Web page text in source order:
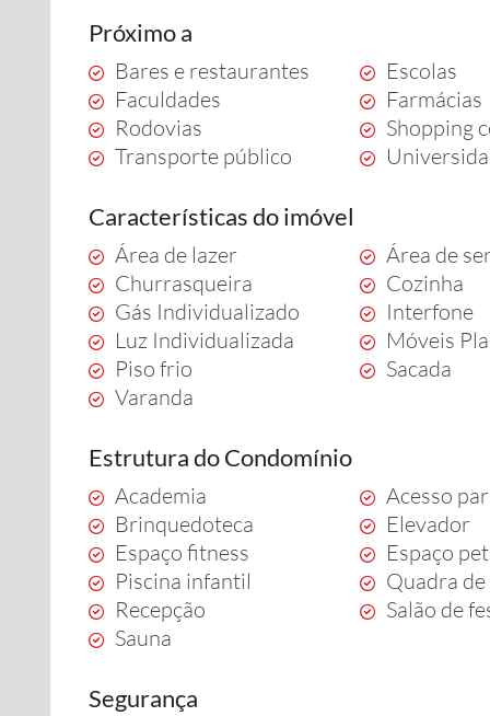
Próximo a
Bares e restaurantes
Escolas
Faculdades
Farmácias
Rodovias
Shopping
Transporte público
Características do imóvel
Área de lazer
Área de
Churrasqueira
Cozinha
Gás Individualizado
Interfone
Luz Individualizada
Móveis
Piso frio
Sacada
Varanda
Estrutura do Condomínio
Academia
Acesso
Brinquedoteca
Elevador
Espaço fitness
Espaço pet
Piscina infantil
Quadra
Recepção
Salão de
Sauna
Segurança